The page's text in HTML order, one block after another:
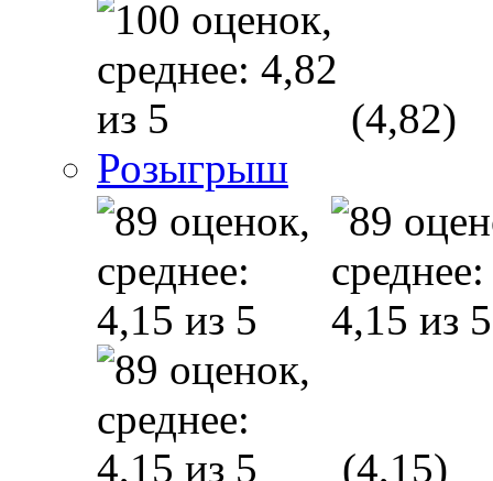
(4,82)
Розыгрыш
(4,15)